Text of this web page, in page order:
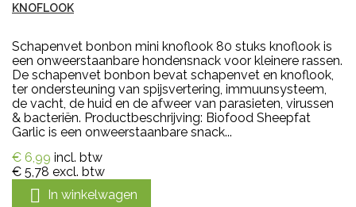
KNOFLOOK
Schapenvet bonbon mini knoflook 80 stuks knoflook is
een onweerstaanbare hondensnack voor kleinere rassen.
De schapenvet bonbon bevat schapenvet en knoflook,
ter ondersteuning van spijsvertering, immuunsysteem,
de vacht, de huid en de afweer van parasieten, virussen
& bacteriën. Productbeschrijving: Biofood Sheepfat
Garlic is een onweerstaanbare snack...
€ 6,99 incl. btw
€ 5,78 excl. btw
 In winkelwagen